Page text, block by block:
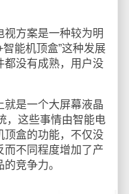
方案是一种较为明
能机顶盒”这种发展
都没有成熟，用户没
是一个大屏幕液晶
，这些事情由智能电
顶盒的功能，不仅没
而不同程度增加了产
竞争力。